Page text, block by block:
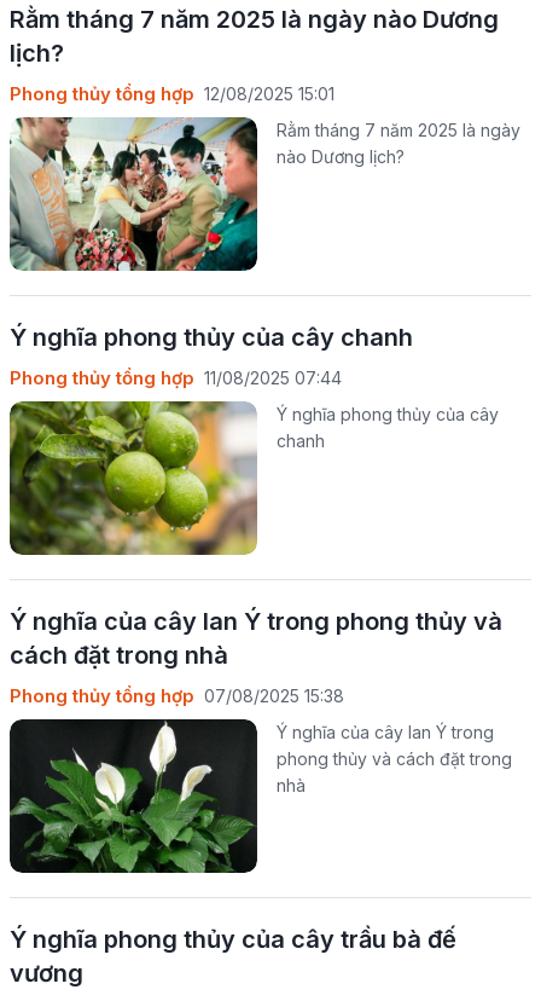
Rằm tháng 7 năm 2025 là ngày nào Dương
lịch?
Phong thủy tổng hợp 12/08/2025 15:01
Rằm tháng 7 năm 2025 là ngày
nào Dương lịch?
Ý nghĩa phong thủy của cây chanh
Phong thủy tổng hợp 11/08/2025 07:44
Ý nghĩa phong thủy của cây
chanh
Ý nghĩa của cây lan Ý trong phong thủy và
cách đặt trong nhà
Phong thủy tổng hợp 07/08/2025 15:38
Ý nghĩa của cây lan Ý trong
phong thủy và cách đặt trong
nhà
Ý nghĩa phong thủy của cây trầu bà đế
vương